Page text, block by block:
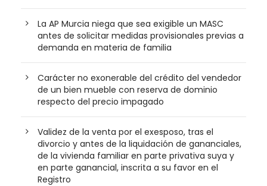
La AP Murcia niega que sea exigible un MASC
antes de solicitar medidas provisionales previas a
demanda en materia de familia
Carácter no exonerable del crédito del vendedor
de un bien mueble con reserva de dominio
respecto del precio impagado
Validez de la venta por el exesposo, tras el
divorcio y antes de la liquidación de gananciales,
de la vivienda familiar en parte privativa suya y
en parte ganancial, inscrita a su favor en el
Registro